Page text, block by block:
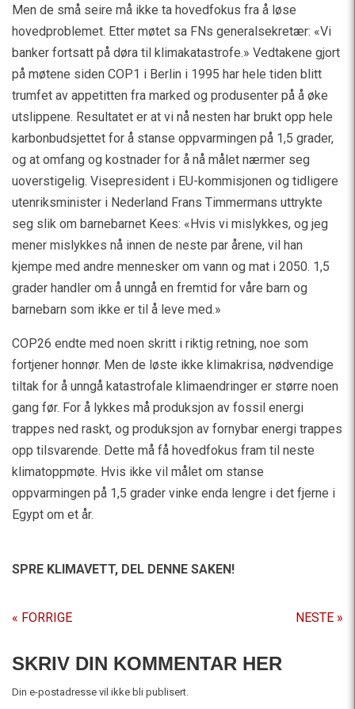
Men de små seire må ikke ta hovedfokus fra å løse
hovedproblemet. Etter møtet sa FNs generalsekretær: «Vi
banker fortsatt på døra til klimakatastrofe.» Vedtakene gjort
på møtene siden COP1 i Berlin i 1995 har hele tiden blitt
trumfet av appetitten fra marked og produsenter på å øke
utslippene. Resultatet er at vi nå nesten har brukt opp hele
karbonbudsjettet for å stanse oppvarmingen på 1,5 grader,
og at omfang og kostnader for å nå målet nærmer seg
uoverstigelig. Visepresident i EU-kommisjonen og tidligere
utenriksminister i Nederland Frans Timmermans uttrykte
seg slik om barnebarnet Kees: «Hvis vi mislykkes, og jeg
mener mislykkes nå innen de neste par årene, vil han
kjempe med andre mennesker om vann og mat i 2050. 1,5
grader handler om å unngå en fremtid for våre barn og
barnebarn som ikke er til å leve med.»
COP26 endte med noen skritt i riktig retning, noe som
fortjener honnør. Men de løste ikke klimakrisa, nødvendige
tiltak for å unngå katastrofale klimaendringer er større noen
gang før. For å lykkes må produksjon av fossil energi
trappes ned raskt, og produksjon av fornybar energi trappes
opp tilsvarende. Dette må få hovedfokus fram til neste
klimatoppmøte. Hvis ikke vil målet om stanse
oppvarmingen på 1,5 grader vinke enda lengre i det fjerne i
Egypt om et år.
SPRE KLIMAVETT, DEL DENNE SAKEN!
« FORRIGE NESTE »
SKRIV DIN KOMMENTAR HER
Din e-postadresse vil ikke bli publisert.